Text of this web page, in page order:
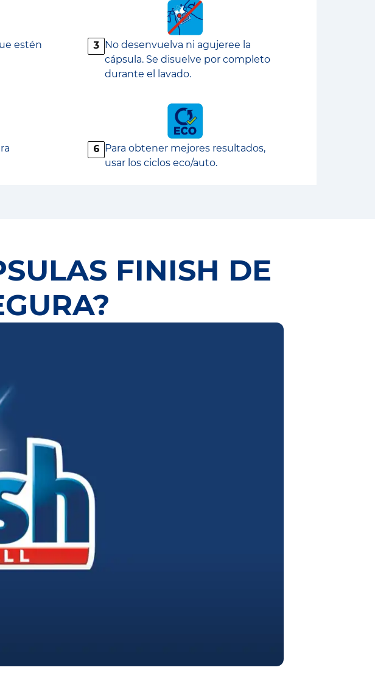
estén
3 No desenvuelva ni agujeree la
cápsula. Se disuelve por completo
durante el lavado.
6 Para obtener mejores resultados,
usar los ciclos eco/auto.
FINISH DE